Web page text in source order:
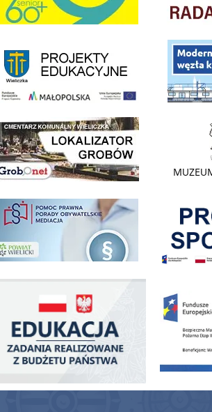
do strony - projekty edukacyjne dofinansowane z link do
do lokalizatora grobów na wielickim cmentarzu - grobnet
link do
prawna wieliczka
Zakup